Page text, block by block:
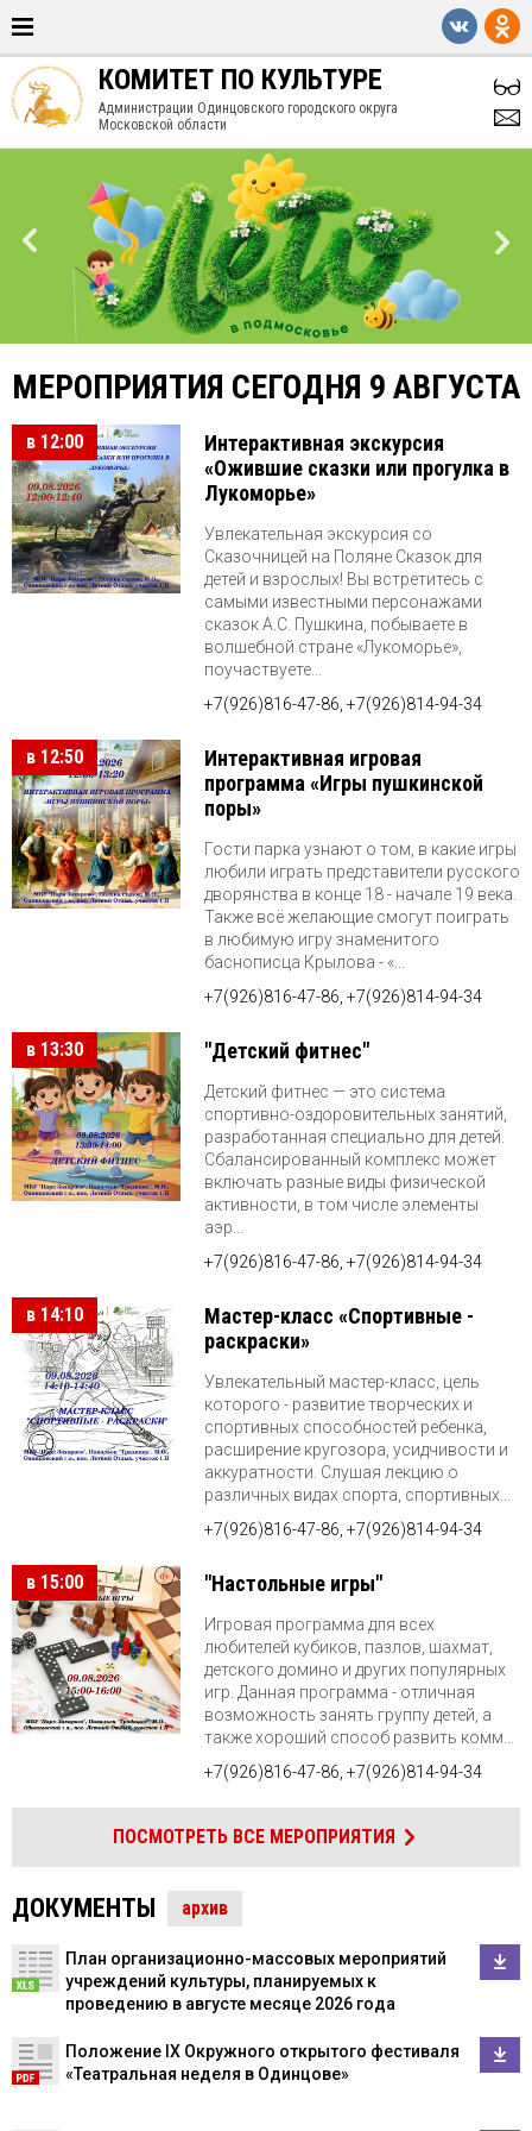
КОМИТЕТ ПО КУЛЬТУРЕ
Администрации Одинцовского городского округа
Московской области
МЕРОПРИЯТИЯ СЕГОДНЯ 9 АВГУСТА
в 12:00
Интерактивная экскурсия
«Ожившие сказки или прогулка в
Лукоморье»
Увлекательная экскурсия со
Сказочницей на Поляне Сказок для
детей и взрослых! Вы встретитесь с
самыми известными персонажами
сказок А.С. Пушкина, побываете в
волшебной стране «Лукоморье»,
поучаствуете...
+7(926)816-47-86, +7(926)814-94-34
в 12:50
Интерактивная игровая
программа «Игры пушкинской
поры»
Гости парка узнают о том, в какие игры
любили играть представители русского
дворянства в конце 18 - начале 19 века.
Также всё желающие смогут поиграть
в любимую игру знаменитого
баснописца Крылова - «...
+7(926)816-47-86, +7(926)814-94-34
в 13:30 "Детский фитнес"
Детский фитнес — это система
спортивно-оздоровительных занятий,
разработанная специально для детей.
Сбалансированный комплекс может
включать разные виды физической
активности, в том числе элементы
аэр...
+7(926)816-47-86, +7(926)814-94-34
в 14:10
Мастер-класс «Спортивные -
раскраски»
Увлекательный мастер-класс, цель
которого - развитие творческих и
спортивных способностей ребенка,
расширение кругозора, усидчивости и
аккуратности. Слушая лекцию о
различных видах спорта, спортивных...
+7(926)816-47-86, +7(926)814-94-34
в 15:00 "Настольные игры"
Игровая программа для всех
любителей кубиков, пазлов, шахмат,
детского домино и других популярных
игр. Данная программа - отличная
возможность занять группу детей, а
также хороший способ развить комм...
+7(926)816-47-86, +7(926)814-94-34
ПОСМОТРЕТЬ ВСЕ МЕРОПРИЯТИЯ
ДОКУМЕНТЫ архив
План организационно-массовых мероприятий
учреждений культуры, планируемых к
проведению в августе месяце 2026 года
Положение IX Окружного открытого фестиваля
«Театральная неделя в Одинцове»